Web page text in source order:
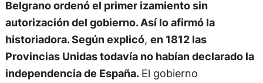
Belgrano ordenó el primer izamiento sin
autorización del gobierno. Así lo afirmó la
historiadora. Según explicó, en 1812 las
Provincias Unidas todavía no habían declarado la
independencia de España. El gobierno